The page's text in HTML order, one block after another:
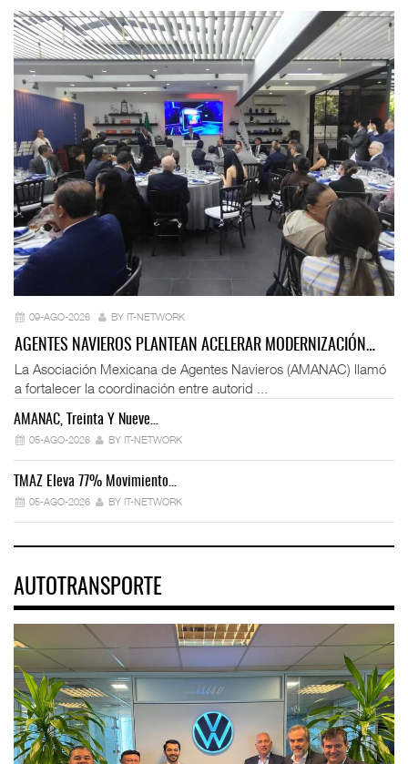
09-AGO-2026 BY IT-NETWORK
AGENTES NAVIEROS PLANTEAN ACELERAR MODERNIZACIÓN…
La Asociación Mexicana de Agentes Navieros (AMANAC) llamó
a fortalecer la coordinación entre autorid ...
AMANAC, Treinta Y Nueve…
05-AGO-2026 BY IT-NETWORK
TMAZ Eleva 77% Movimiento…
05-AGO-2026 BY IT-NETWORK
AUTOTRANSPORTE